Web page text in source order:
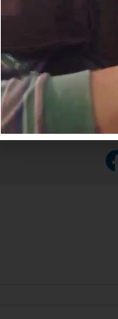
Suscribirme